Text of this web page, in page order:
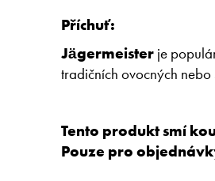
Příchuť:
Jägermeister je
tradičních ovocných
Tento produkt smí
Pouze pro